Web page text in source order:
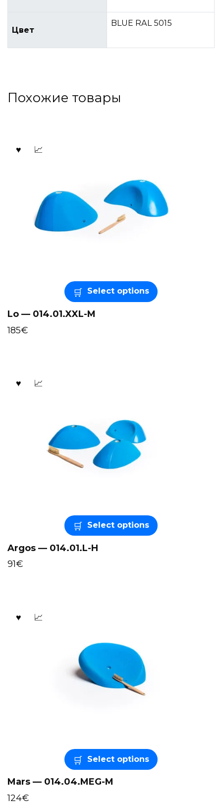
Цвет
BLUE RAL 5015
Похожие товары
Select options
Lo — 014.01.XXL-M
185€
Select options
Argos — 014.01.L-H
91€
Select options
Mars — 014.04.MEG-M
124€